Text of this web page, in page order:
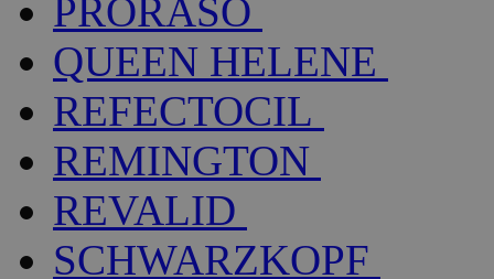
PRORASO
QUEEN HELENE
REFECTOCIL
REMINGTON
REVALID
SCHWARZKOPF